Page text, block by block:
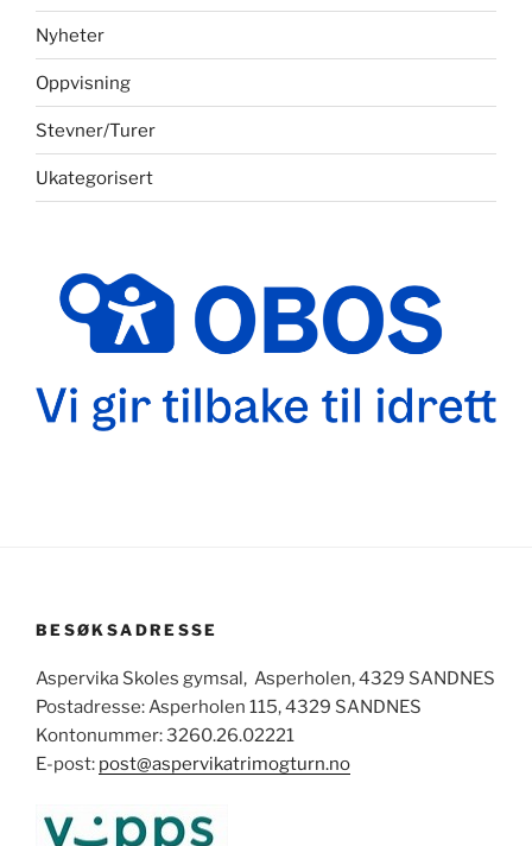
Nyheter
Oppvisning
Stevner/Turer
Ukategorisert
BESØKSADRESSE
Aspervika Skoles gymsal, Asperholen, 4329 SANDNES
Postadresse: Asperholen 115, 4329 SANDNES
Kontonummer: 3260.26.02221
E-post: post@aspervikatrimogturn.no